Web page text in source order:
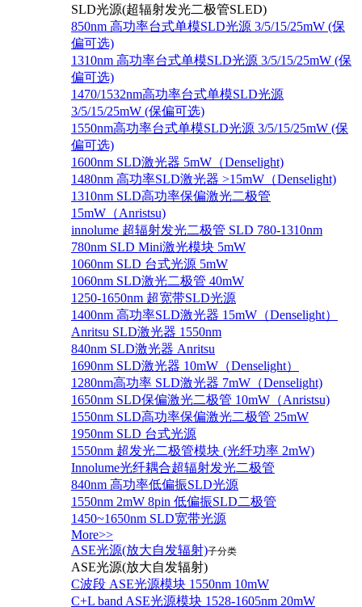
SLD光源(超辐射发光二极管SLED)
850nm 高功率台式单模SLD光源 3/5/15/25mW (保
偏可选)
1310nm 高功率台式单模SLD光源 3/5/15/25mW (保
偏可选)
1470/1532nm高功率台式单模SLD光源
3/5/15/25mW (保偏可选)
1550nm高功率台式单模SLD光源 3/5/15/25mW (保
偏可选)
1600nm SLD激光器 5mW（Denselight)
1480nm 高功率SLD激光器 >15mW（Denselight)
1310nm SLD高功率保偏激光二极管
15mW（Anristsu)
innolume 超辐射发光二极管 SLD 780-1310nm
780nm SLD Mini激光模块 5mW
1060nm SLD 台式光源 5mW
1060nm SLD激光二极管 40mW
1250-1650nm 超宽带SLD光源
1400nm 高功率SLD激光器 15mW（Denselight）
Anritsu SLD激光器 1550nm
840nm SLD激光器 Anritsu
1690nm SLD激光器 10mW（Denselight）
1280nm高功率 SLD激光器 7mW（Denselight)
1650nm SLD保偏激光二极管 10mW（Anristsu)
1550nm SLD高功率保偏激光二极管 25mW
1950nm SLD 台式光源
1550nm 超发光二极管模块 (光纤功率 2mW)
Innolume光纤耦合超辐射发光二极管
840nm 高功率低偏振SLD光源
1550nm 2mW 8pin 低偏振SLD二极管
1450~1650nm SLD宽带光源
More>>
ASE光源(放大自发辐射)子分类
ASE光源(放大自发辐射)
C波段 ASE光源模块 1550nm 10mW
C+L band ASE光源模块 1528-1605nm 20mW